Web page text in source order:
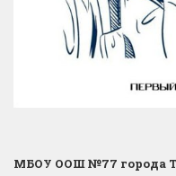
МБОУ ООШ №77 города